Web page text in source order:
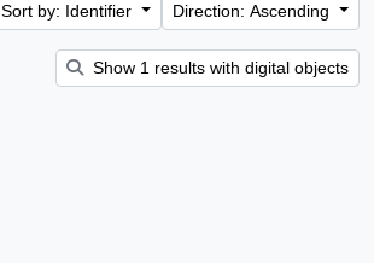
Sort by: Identifier Direction: Ascending
Show 1 results with digital objects